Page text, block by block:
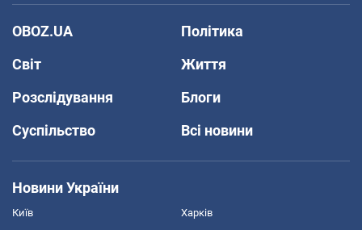
OBOZ.UA
Політика
Світ
Життя
Розслідування
Блоги
Суспільство
Всі новини
Новини України
Київ Харків